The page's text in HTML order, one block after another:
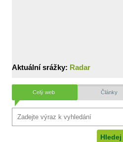
Aktuální srážky: Radar
Celý web Články